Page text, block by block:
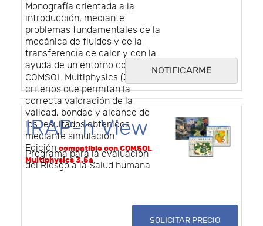
Monografía orientada a la
introducción, mediante
problemas fundamentales de la
mecánica de fluidos y de la
transferencia de calor y con la
ayuda de un entorno como
COMSOL Multiphysics (3.5a
criterios que permitan la
correcta valoración de la
validad, bondad y alcance de
los resultados obtenidos
mediante simulación.
Edición compatible con COMSOL
Multiphysics 3.5a.
NOTIFICARME
IRAP-h View
Programa para la evaluación
del Riesgo a la Salud humana
SOLICITAR PRECIO